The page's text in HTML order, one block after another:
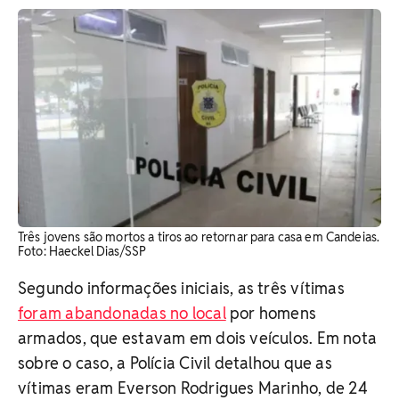
Três jovens são mortos a tiros ao retornar para casa em Candeias.
Foto: Haeckel Dias/SSP
Segundo informações iniciais, as três vítimas
foram abandonadas no localpor homens
armados, que estavam em dois veículos. Em nota
sobre o caso, a Polícia Civil detalhou que as
vítimas eram Everson Rodrigues Marinho, de 24